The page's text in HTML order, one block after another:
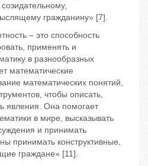
гражданину» [7].
– это способность
применять и
в разнообразных
математические
математических понятий,
чтобы описать,
явления. Она помогает
в мире, высказывать
и принимать
принимать конструктивные,
граждане» [11].